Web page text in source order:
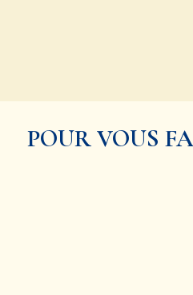
POUR VOUS